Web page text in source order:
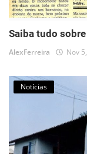
Saiba tudo
AlexFerreira Nov
Notícias